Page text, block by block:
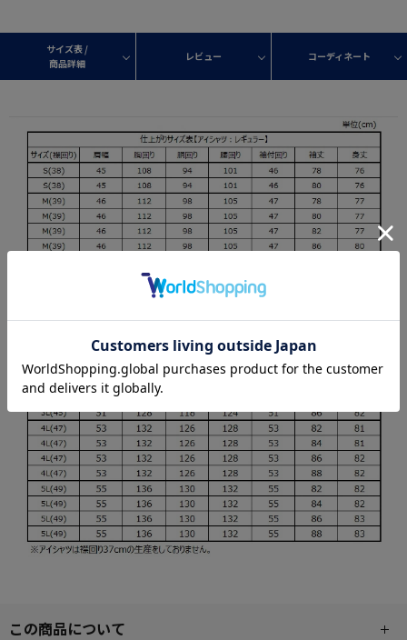
サイズ表 /
商品詳細
レビュー コーディネート
この商品について